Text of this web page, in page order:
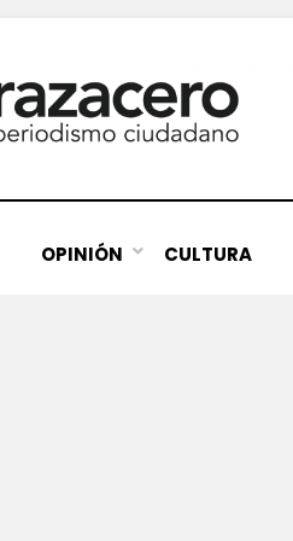
OPINIÓN CULTURA